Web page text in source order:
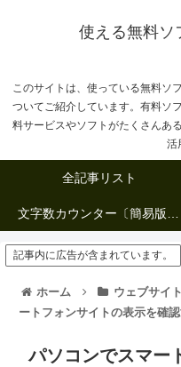
使える無料ソ
このサイトは、使っている無料ソ
ついてご紹介しています。有料ソ
料サービスやソフトがたくさんあ
活
全記事リスト
文字数カウンター〔簡易版複数行タイプ〕
記事内に広告が含まれています。
ホーム ウェブサイ
ートフォンサイトの表示を確
パソコンでスマー